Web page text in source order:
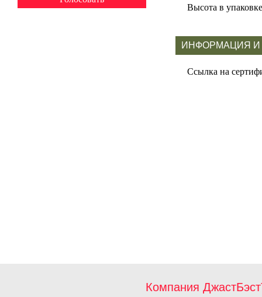
Высота в упаковке
ИНФОРМАЦИЯ И
Ссылка на
Компания